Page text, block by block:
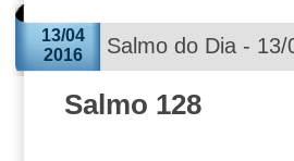
13/04
2016
Salmo do Dia - 13/
Salmo 128